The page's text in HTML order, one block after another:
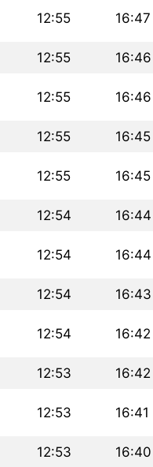
12:55 16:47
12:55 16:46
12:55 16:46
12:55 16:45
12:55 16:45
12:54 16:44
12:54 16:44
12:54 16:43
12:54 16:42
12:53 16:42
12:53 16:41
12:53 16:40